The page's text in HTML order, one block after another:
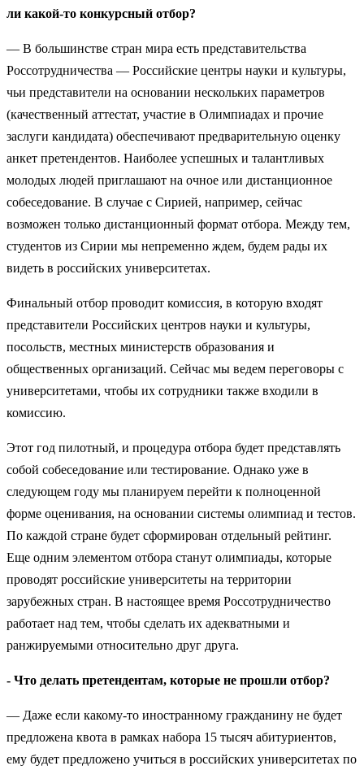
ли какой-то конкурсный отбор?
— В большинстве стран мира есть представительства
Россотрудничества — Российские центры науки и культуры,
чьи представители на основании нескольких параметров
(качественный аттестат, участие в Олимпиадах и прочие
заслуги кандидата) обеспечивают предварительную оценку
анкет претендентов. Наиболее успешных и талантливых
молодых людей приглашают на очное или дистанционное
собеседование. В случае с Сирией, например, сейчас
возможен только дистанционный формат отбора. Между тем,
студентов из Сирии мы непременно ждем, будем рады их
видеть в российских университетах.
Финальный отбор проводит комиссия, в которую входят
представители Российских центров науки и культуры,
посольств, местных министерств образования и
общественных организаций. Сейчас мы ведем переговоры с
университетами, чтобы их сотрудники также входили в
комиссию.
Этот год пилотный, и процедура отбора будет представлять
собой собеседование или тестирование. Однако уже в
следующем году мы планируем перейти к полноценной
форме оценивания, на основании системы олимпиад и тестов.
По каждой стране будет сформирован отдельный рейтинг.
Еще одним элементом отбора станут олимпиады, которые
проводят российские университеты на территории
зарубежных стран. В настоящее время Россотрудничество
работает над тем, чтобы сделать их адекватными и
ранжируемыми относительно друг друга.
- Что делать претендентам, которые не прошли отбор?
— Даже если какому-то иностранному гражданину не будет
предложена квота в рамках набора 15 тысяч абитуриентов,
ему будет предложено учиться в российских университетах по